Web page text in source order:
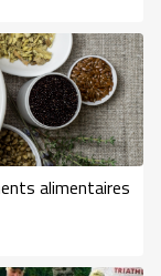
alimentaires